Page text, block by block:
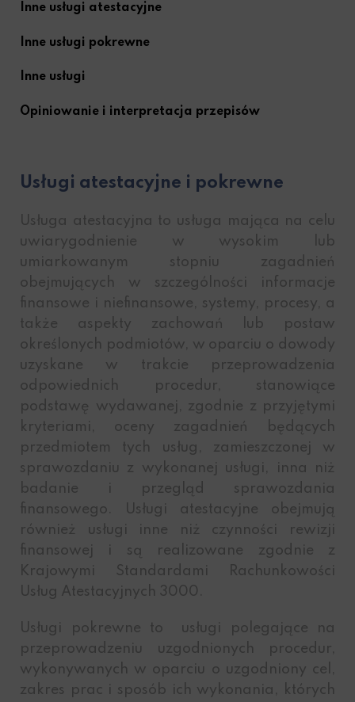
Inne usługi atestacyjne
Inne usługi pokrewne
Inne usługi
Opiniowanie i interpretacja przepisów
Usługi atestacyjne i pokrewne
Usługa atestacyjna to usługa mająca na celu
uwiarygodnienie w wysokim lub
umiarkowanym stopniu zagadnień
obejmujących w szczególności informacje
finansowe i niefinansowe, systemy, procesy, a
także aspekty zachowań lub postaw
określonych podmiotów, w oparciu o dowody
uzyskane w trakcie przeprowadzenia
odpowiednich procedur, stanowiące
podstawę wydawanej, zgodnie z przyjętymi
kryteriami, oceny zagadnień będących
przedmiotem tych usług, zamieszczonej w
sprawozdaniu z wykonanej usługi, inna niż
badanie i przegląd sprawozdania
finansowego. Usługi atestacyjne obejmują
również usługi inne niż czynności rewizji
finansowej i są realizowane zgodnie z
Krajowymi Standardami Rachunkowości
Usług Atestacyjnych 3000.
Usługi pokrewne to usługi polegające na
przeprowadzeniu uzgodnionych procedur,
wykonywanych w oparciu o uzgodniony cel,
zakres prac i sposób ich wykonania, których